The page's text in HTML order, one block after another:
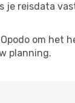
je reisdata
om het
planning.